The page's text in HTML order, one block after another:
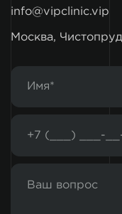
info@vipclinic.vip
Москва,